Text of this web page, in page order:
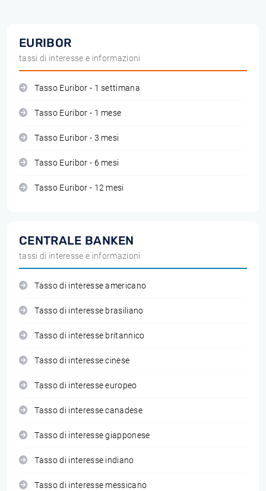
EURIBOR
tassi di interesse e informazioni
Tasso Euribor - 1 settimana
Tasso Euribor - 1 mese
Tasso Euribor - 3 mesi
Tasso Euribor - 6 mesi
Tasso Euribor - 12 mesi
CENTRALE BANKEN
tassi di interesse e informazioni
Tasso di interesse americano
Tasso di interesse brasiliano
Tasso di interesse britannico
Tasso di interesse cinese
Tasso di interesse europeo
Tasso di interesse canadese
Tasso di interesse giapponese
Tasso di interesse indiano
Tasso di interesse messicano